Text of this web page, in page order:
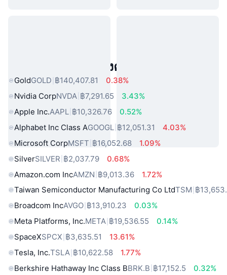
สินทรัพย์ในโลกแห่งความจริงยอดนิยม
GoldGOLD ฿140,407.81
0.38%
Nvidia CorpNVDA ฿7,291.65
3.43%
Apple Inc.AAPL ฿10,326.76
0.52%
Alphabet Inc Class AGOOGL ฿12,051.31
4.03%
Microsoft CorpMSFT ฿16,052.68
1.09%
SilverSILVER ฿2,037.79
0.68%
Amazon.com IncAMZN ฿9,013.36
1.72%
Taiwan Semiconductor Manufacturing Co LtdTSM ฿
Broadcom IncAVGO ฿13,910.23
0.03%
Meta Platforms, Inc.META ฿19,536.55
0.14%
SpaceXSPCX ฿3,635.51
13.61%
Tesla, Inc.TSLA ฿10,622.58
1.77%
Berkshire Hathaway Inc Class BBRK.B ฿17,152.5
0.32%